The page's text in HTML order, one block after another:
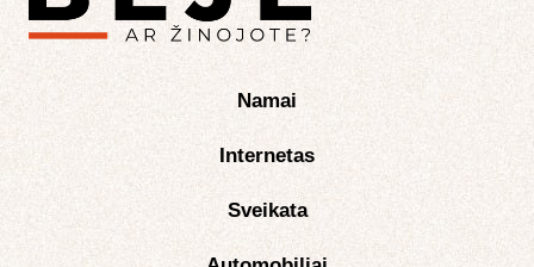
Namai
Internetas
Sveikata